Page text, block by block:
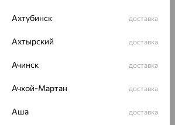
Ахтубинск доставка
Ахтырский доставка
Ачинск доставка
Ачхой-Мартан доставка
Аша доставка